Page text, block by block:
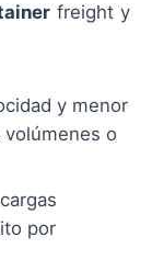
freight y
y menor
volúmenes o
por